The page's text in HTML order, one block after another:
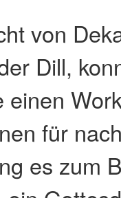
von
Dill,
einen
für
es zum